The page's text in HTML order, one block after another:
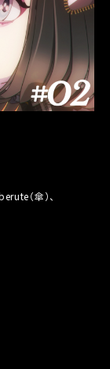
（傘）、